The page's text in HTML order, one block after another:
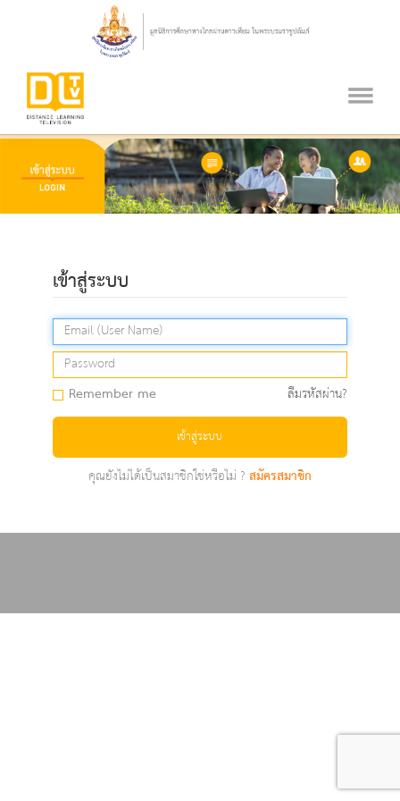
เข้าสู่ระบบ
Remember me ลืมรหัสผ่าน?
เข้าสู่ระบบ
คุณยังไม่ได้เป็นสมาชิกใช่หรือไม่ ?สมัครสมาชิก